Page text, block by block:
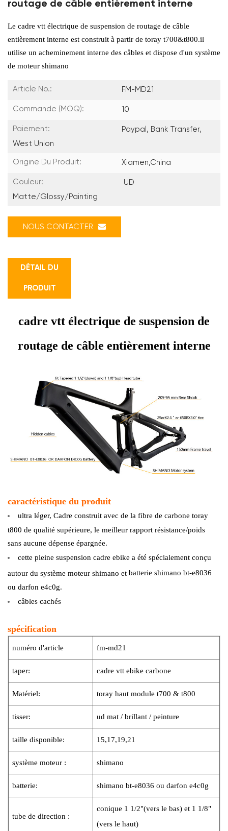
routage de câble entièrement interne
Le cadre vtt électrique de suspension de routage de câble
entièrement interne est construit à partir de toray t700&t800.il
utilise un acheminement interne des câbles et dispose d'un système
de moteur shimano
Article No.: FM-MD21
Commande (MOQ): 10
Paiement:
Paypal, Bank Transfer,
West Union
Origine Du Produit: Xiamen,China
Couleur:
UD
Matte/Glossy/painting
NOUS CONTACTER
DÉTAIL DU
PRODUIT
cadre vtt électrique de suspension de
routage de câble entièrement interne
caractéristique du produit
ultra léger, Cadre construit avec de la fibre de carbone toray
t800 de qualité supérieure, le meilleur rapport résistance/poids
sans aucune dépense épargnée.
cette pleine suspension cadre ebike a été spécialement conçu
autour du système moteur shimano et batterie shimano bt-e8036
ou darfon e4c0g.
câbles cachés
spécification
numéro d'article fm-md21
taper: cadre vtt ebike carbone
Matériel: toray haut module t700 & t800
tisser: ud mat / brillant / peinture
taille disponible: 15,17,19,21
système moteur : shimano
batterie: shimano bt-e8036 ou darfon e4c0g
tube de direction :
conique 1 1/2"(vers le bas) et 1 1/8"
(vers le haut)